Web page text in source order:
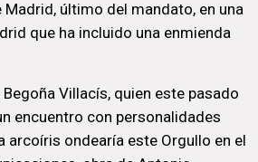
último del mandato, en una
que ha incluido una enmienda
Villacís, quien este pasado
encuentro con personalidades
arcoíris ondearía este Orgullo en el